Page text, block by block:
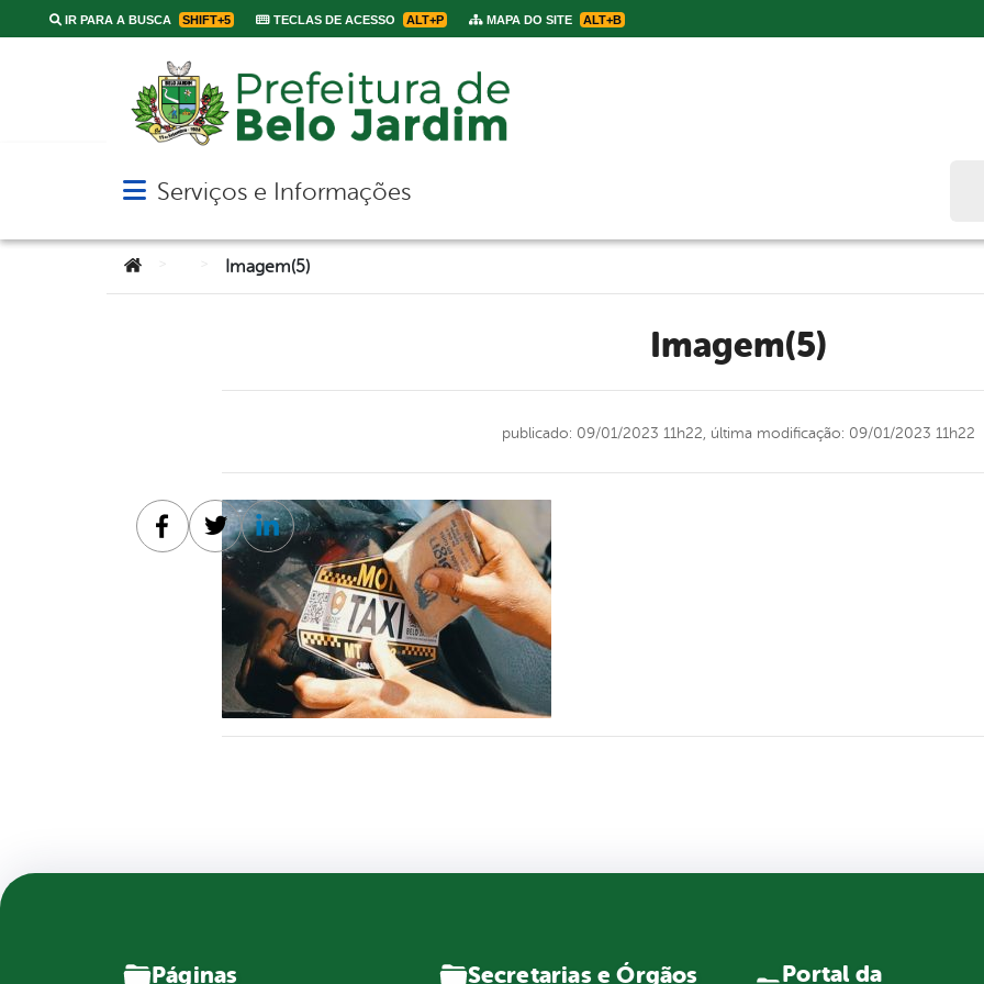
IR PARA A BUSCA SHIFT+5 TECLAS DE ACESSO ALT+P MAPA DO SITE ALT+B
Abrir menu principal de navegação
Serviços e Informações
Você está aqui:Imagem(5)
Imagem(5)
publicado: 09/01/2023 11h22, última modificação: 09/01/2023 11h22
Facebook
TwitterLinkedin
Páginas Secretarias e Órgãos
Portal da